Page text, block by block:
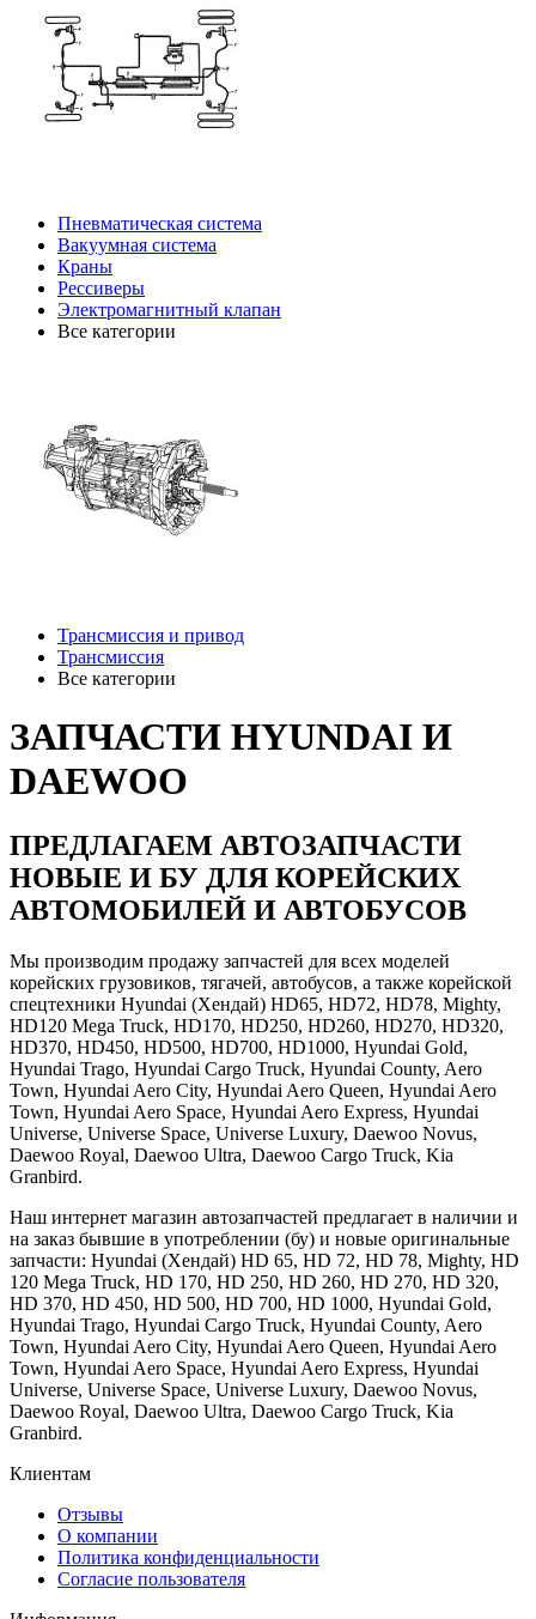
Пневматическая система
Вакуумная система
Краны
Рессиверы
Электромагнитный клапан
Все категории
Трансмиссия и привод
Трансмиссия
Все категории
ЗАПЧАСТИ HYUNDAI И
DAEWOO
ПРЕДЛАГАЕМ АВТОЗАПЧАСТИ
НОВЫЕ И БУ ДЛЯ КОРЕЙСКИХ
АВТОМОБИЛЕЙ И АВТОБУСОВ
Мы производим продажу запчастей для всех моделей
корейских грузовиков, тягачей, автобусов, а также корейской
спецтехники Hyundai (Хендай) HD65, HD72, HD78, Mighty,
HD120 Mega Truck, HD170, HD250, HD260, HD270, HD320,
HD370, HD450, HD500, HD700, HD1000, Hyundai Gold,
Hyundai Trago, Hyundai Cargo Truck, Hyundai County, Aero
Town, Hyundai Aero City, Hyundai Aero Queen, Hyundai Aero
Town, Hyundai Aero Space, Hyundai Aero Express, Hyundai
Universe, Universe Space, Universe Luxury, Daewoo Novus,
Daewoo Royal, Daewoo Ultra, Daewoo Cargo Truck, Kia
Granbird.
Наш интернет магазин автозапчастей предлагает в наличии и
на заказ бывшие в употреблении (бу) и новые оригинальные
запчасти: Hyundai (Хендай) HD 65, HD 72, HD 78, Mighty, HD
120 Mega Truck, HD 170, HD 250, HD 260, HD 270, HD 320,
HD 370, HD 450, HD 500, HD 700, HD 1000, Hyundai Gold,
Hyundai Trago, Hyundai Cargo Truck, Hyundai County, Aero
Town, Hyundai Aero City, Hyundai Aero Queen, Hyundai Aero
Town, Hyundai Aero Space, Hyundai Aero Express, Hyundai
Universe, Universe Space, Universe Luxury, Daewoo Novus,
Daewoo Royal, Daewoo Ultra, Daewoo Cargo Truck, Kia
Granbird.
Клиентам
Отзывы
О компании
Политика конфиденциальности
Согласие пользователя